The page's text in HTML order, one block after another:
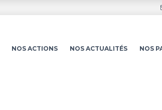
NOS ACTIONS NOS ACTUALITÉS NOS